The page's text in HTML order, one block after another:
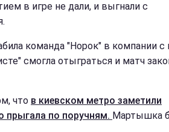
в игре не дали, и выгнали с
команда "Норок" в компании с
смогла отыграться и матч
что в киевском метро заметили
прыгала по поручням. Мартышка